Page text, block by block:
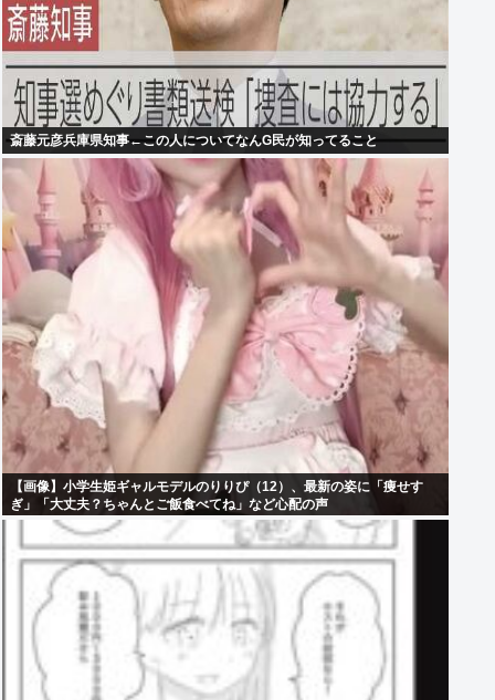
斎藤元彦兵庫県知事←この人についてなんG民が知ってること
【画像】小学生姫ギャルモデルのりりぴ（12）、最新の姿に「痩せす
ぎ」「大丈夫？ちゃんとご飯食べてね」など心配の声